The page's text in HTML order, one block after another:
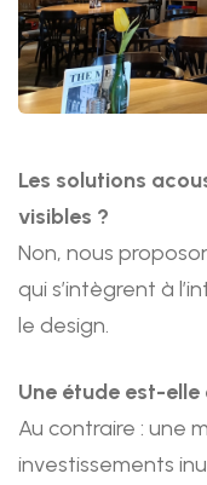
Les solutions
visibles ?
Non, nous
qui s’intègrent à
le design.
Une étude est-elle
Au contraire : une
investissements